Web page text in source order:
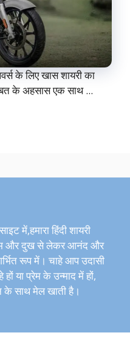
के लिए खास शायरी का
के अहसास एक साथ ...
में,हमारा हिंदी शायरी
और दुख से लेकर आनंद और
रूप में। चाहे आप उदासी
या प्रेम के उन्माद में हों,
के साथ मेल खाती है।